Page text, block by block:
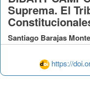
https://
Suprema. El
Santiago Barajas